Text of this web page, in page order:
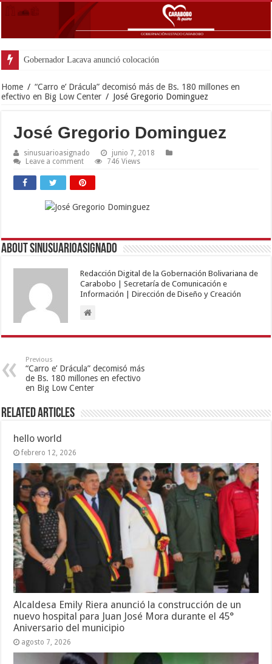
Gobernador Lacava anunció colocación de más de mil 5
Home / “Carro e’ Drácula” decomisó más de Bs. 180 millones en
efectivo en Big Low Center / José Gregorio Dominguez
José Gregorio Dominguez
sinusuarioasignado
junio 7, 2018
Leave a comment
746 Views
About sinusuarioasignado
Redacción Digital de la Gobernación Bolivariana de
Carabobo | Secretaría de Comunicación e
Información | Dirección de Diseño y Creación
Previous
“Carro e’ Drácula” decomisó más
de Bs. 180 millones en efectivo
en Big Low Center
Related Articles
hello world
febrero 12, 2026
Alcaldesa Emily Riera anunció la construcción de un
nuevo hospital para Juan José Mora durante el 45°
Aniversario del municipio
agosto 7, 2026